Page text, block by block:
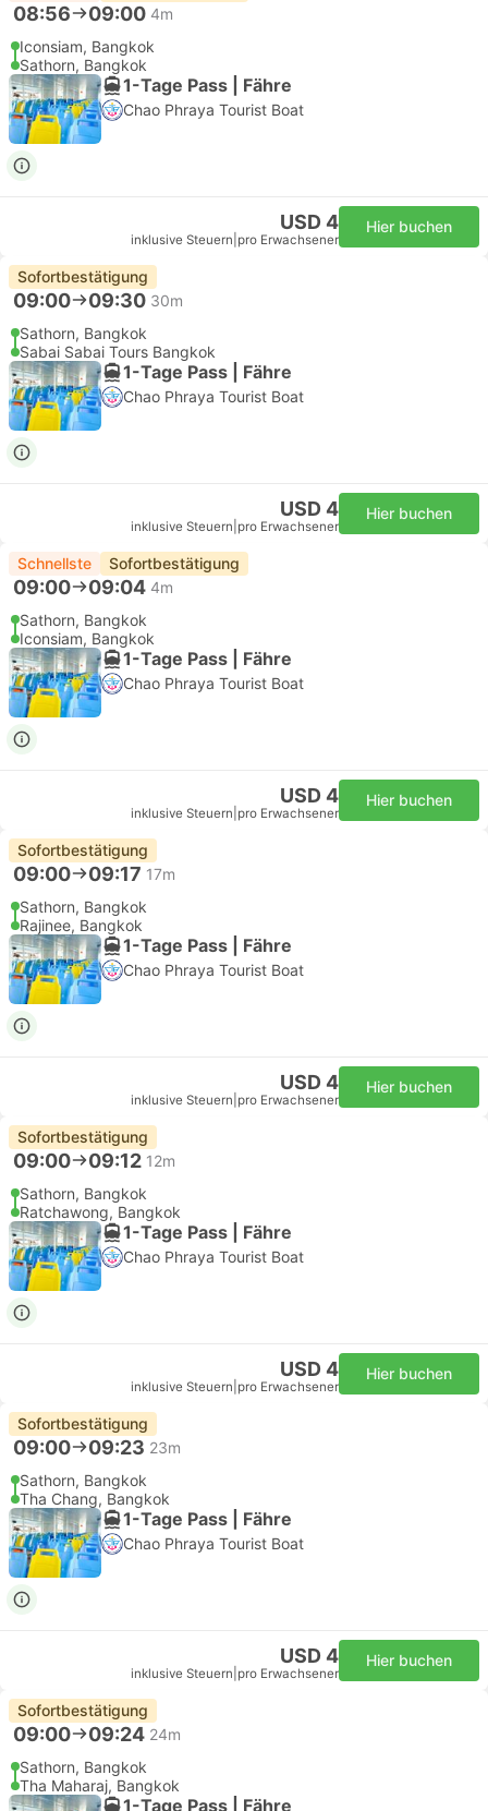
08:56 09:00 4m
Iconsiam, Bangkok
Sathorn, Bangkok
1-Tage Pass | Fähre
Chao Phraya Tourist Boat
USD 4
inklusive Steuern pro Erwachsener
Hier buchen
Sofortbestätigung
09:00 09:30 30m
Sathorn, Bangkok
Sabai Sabai Tours Bangkok
1-Tage Pass | Fähre
Chao Phraya Tourist Boat
USD 4
inklusive Steuern pro Erwachsener
Hier buchen
Schnellste Sofortbestätigung
09:00 09:04 4m
Sathorn, Bangkok
Iconsiam, Bangkok
1-Tage Pass | Fähre
Chao Phraya Tourist Boat
USD 4
inklusive Steuern pro Erwachsener
Hier buchen
Sofortbestätigung
09:00 09:17 17m
Sathorn, Bangkok
Rajinee, Bangkok
1-Tage Pass | Fähre
Chao Phraya Tourist Boat
USD 4
inklusive Steuern pro Erwachsener
Hier buchen
Sofortbestätigung
09:00 09:12 12m
Sathorn, Bangkok
Ratchawong, Bangkok
1-Tage Pass | Fähre
Chao Phraya Tourist Boat
USD 4
inklusive Steuern pro Erwachsener
Hier buchen
Sofortbestätigung
09:00 09:23 23m
Sathorn, Bangkok
Tha Chang, Bangkok
1-Tage Pass | Fähre
Chao Phraya Tourist Boat
USD 4
inklusive Steuern pro Erwachsener
Hier buchen
Sofortbestätigung
09:00 09:24 24m
Sathorn, Bangkok
Tha Maharaj, Bangkok
1-Tage Pass | Fähre